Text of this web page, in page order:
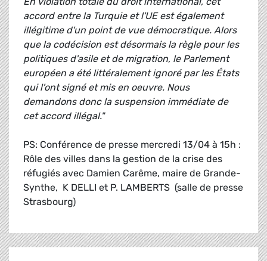
accord entre la Turquie et l'UE est également
illégitime d'un point de vue démocratique. Alors
que la codécision est désormais la règle pour les
politiques d'asile et de migration, le Parlement
européen a été littéralement ignoré par les États
qui l'ont signé et mis en oeuvre. Nous
demandons donc la suspension immédiate de
cet accord illégal."
PS: Conférence de presse mercredi 13/04 à 15h :
Rôle des villes dans la gestion de la crise des
réfugiés avec Damien Carême, maire de Grande-
Synthe, K DELLI et P. LAMBERTS (salle de presse
Strasbourg)